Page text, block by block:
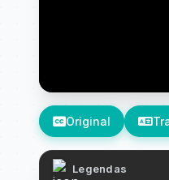
Original
Legendas